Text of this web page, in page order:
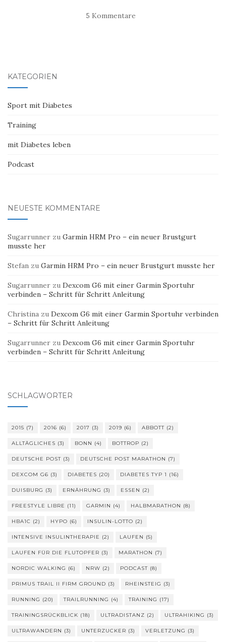
5 Kommentare
KATEGORIEN
Sport mit Diabetes
Training
mit Diabetes leben
Podcast
NEUESTE KOMMENTARE
Sugarrunner zu Garmin HRM Pro – ein neuer Brustgurt
musste her
Stefan zu Garmin HRM Pro – ein neuer Brustgurt musste her
Sugarrunner zu Dexcom G6 mit einer Garmin Sportuhr
verbinden – Schritt für Schritt Anleitung
Christina zu Dexcom G6 mit einer Garmin Sportuhr verbinden
– Schritt für Schritt Anleitung
Sugarrunner zu Dexcom G6 mit einer Garmin Sportuhr
verbinden – Schritt für Schritt Anleitung
SCHLAGWÖRTER
2015 (7) 2016 (6) 2017 (3) 2019 (6) ABBOTT (2)
ALLTÄGLICHES (3) BONN (4) BOTTROP (2)
DEUTSCHE POST (3) DEUTSCHE POST MARATHON (7)
DEXCOM G6 (3) DIABETES (20) DIABETES TYP 1 (16)
DUISBURG (3) ERNÄHRUNG (3) ESSEN (2)
FREESTYLE LIBRE (11) GARMIN (4) HALBMARATHON (8)
HBA1C (2) HYPO (6) INSULIN-LOTTO (2)
INTENSIVE INSULINTHERAPIE (2) LAUFEN (5)
LAUFEN FÜR DIE FLUTOPFER (3) MARATHON (7)
NORDIC WALKING (6) NRW (2) PODCAST (8)
PRIMUS TRAIL II FIRM GROUND (3) RHEINSTEIG (3)
RUNNING (20) TRAILRUNNING (4) TRAINING (17)
TRAININGSRÜCKBLICK (18) ULTRADISTANZ (2) ULTRAHIKING (3)
ULTRAWANDERN (3) UNTERZUCKER (3) VERLETZUNG (3)